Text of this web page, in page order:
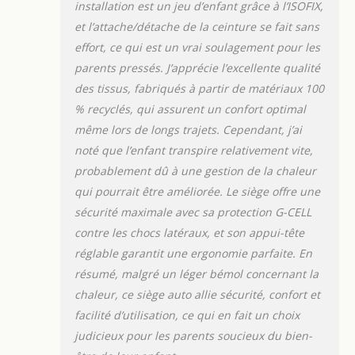
assurer la sécurité de
votre enfant. INSTALLER
FACILEMENT VOTRE
ENFANT: Le système de
harnais Easy-In porte
bien son nom. Le
harnais de sécurité à 5
points est spécialement
conçu pour vous
permettre d'installer et
de sortir votre tout-petit
de la voiture
rapidement et
facilement. TISSUS 100
% RECYCLÉS : la housse
du siège est conçue
avec Eco Care,
composée à 100 % de
tissus recyclés. Elle se
retire facilement et est
installation est un jeu d’enfant grâce à l’ISOFIX,
et l’attache/détache de la ceinture se fait sans
effort, ce qui est un vrai soulagement pour les
parents pressés. J’apprécie l’excellente qualité
des tissus, fabriqués à partir de matériaux 100
% recyclés, qui assurent un confort optimal
même lors de longs trajets. Cependant, j’ai
noté que l’enfant transpire relativement vite,
probablement dû à une gestion de la chaleur
qui pourrait être améliorée. Le siège offre une
sécurité maximale avec sa protection G-CELL
contre les chocs latéraux, et son appui-tête
réglable garantit une ergonomie parfaite. En
résumé, malgré un léger bémol concernant la
chaleur, ce siège auto allie sécurité, confort et
facilité d’utilisation, ce qui en fait un choix
judicieux pour les parents soucieux du bien-